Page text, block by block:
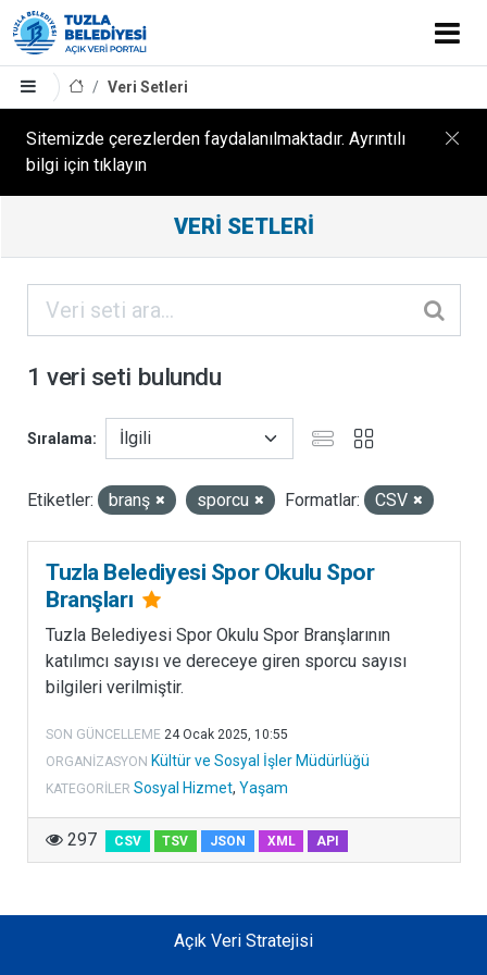
Veri Setleri
Sitemizde çerezlerden faydalanılmaktadır. Ayrıntılı
bilgi için tıklayın
Sonuçları
ORGANIZASYONLAR
KATEGORILER
ETIKETLER
VERI SETLERI
1 veri seti bulundu
Sıralama
Etiketler: branş sporcu Formatlar: CSV
Tuzla Belediyesi Spor Okulu Spor
Branşları
Tuzla Belediyesi Spor Okulu Spor Branşlarının
katılımcı sayısı ve dereceye giren sporcu sayısı
bilgileri verilmiştir.
SON GÜNCELLEME 24 Ocak 2025, 10:55
ORGANIZASYON Kültür ve Sosyal İşler Müdürlüğü
KATEGORILER Sosyal Hizmet, Yaşam
297 CSV TSV JSON XML API
Açık Veri Stratejisi